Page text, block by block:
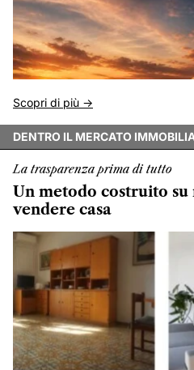
Scopri di più ->
DENTRO IL MERCATO
La trasparenza prima di tutto
Un metodo costruito su
vendere casa